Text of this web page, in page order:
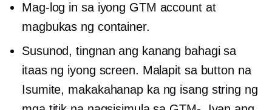
Mag-log in sa iyong GTM account at
magbukas ng container.
Susunod, tingnan ang kanang bahagi sa
itaas ng iyong screen. Malapit sa button na
Isumite, makakahanap ka ng isang string ng